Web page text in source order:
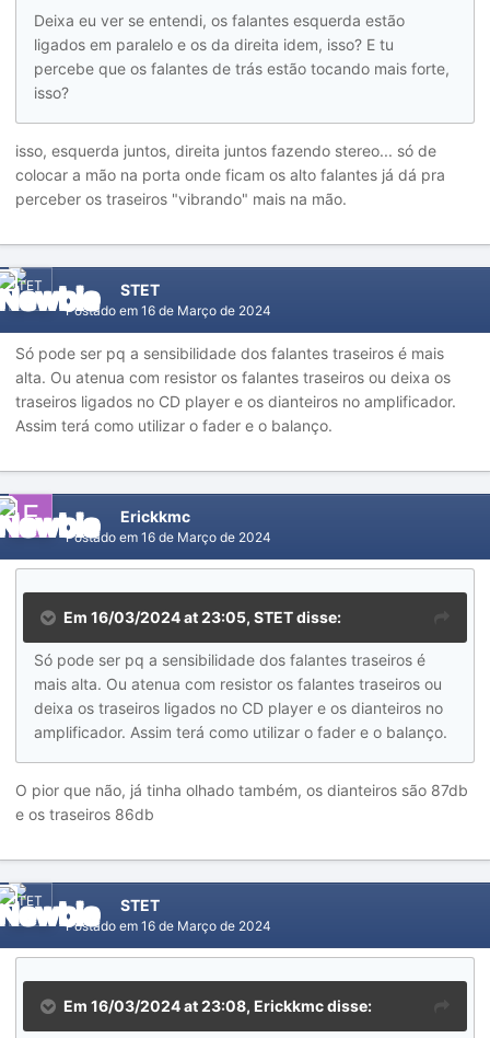
Deixa eu ver se entendi, os falantes esquerda estão
ligados em paralelo e os da direita idem, isso? E tu
percebe que os falantes de trás estão tocando mais forte,
isso?
isso, esquerda juntos, direita juntos fazendo stereo... só de
colocar a mão na porta onde ficam os alto falantes já dá pra
perceber os traseiros "vibrando" mais na mão.
STET
Postado em 16 de Março de 2024
Só pode ser pq a sensibilidade dos falantes traseiros é mais
alta. Ou atenua com resistor os falantes traseiros ou deixa os
traseiros ligados no CD player e os dianteiros no amplificador.
Assim terá como utilizar o fader e o balanço.
Erickkmc
Postado em 16 de Março de 2024
Em 16/03/2024 at 23:05, STETdisse:
Só pode ser pq a sensibilidade dos falantes traseiros é
mais alta. Ou atenua com resistor os falantes traseiros ou
deixa os traseiros ligados no CD player e os dianteiros no
amplificador. Assim terá como utilizar o fader e o balanço.
O pior que não, já tinha olhado também, os dianteiros são 87db
e os traseiros 86db
STET
Postado em 16 de Março de 2024
Em 16/03/2024 at 23:08, Erickkmcdisse: